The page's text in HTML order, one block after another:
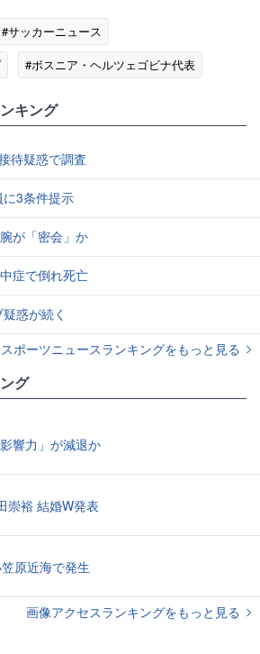
#サッカーニュース
#ボスニア・ヘルツェゴビナ代表
キング
待疑惑で調査
3条件提示
が「密会」か
症で倒れ死亡
惑が続く
スポーツニュースランキングをもっと見る
グ
響力」が減退か
崇裕 結婚W発表
原近海で発生
画像アクセスランキングをもっと見る